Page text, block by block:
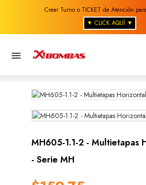
Crear Turno o TICKET de Atención
▼ CLICK AQUÍ ▼

MH605-1.1-2 - Multietapas
- Serie MH